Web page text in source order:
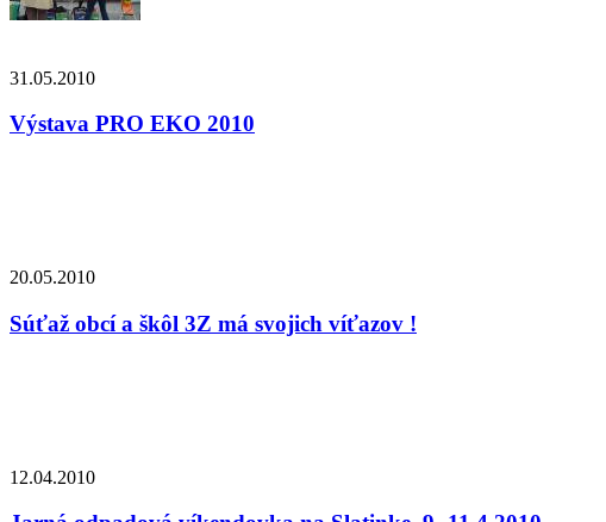
31.05.2010
Výstava PRO EKO 2010
20.05.2010
Súťaž obcí a škôl 3Z má svojich víťazov !
12.04.2010